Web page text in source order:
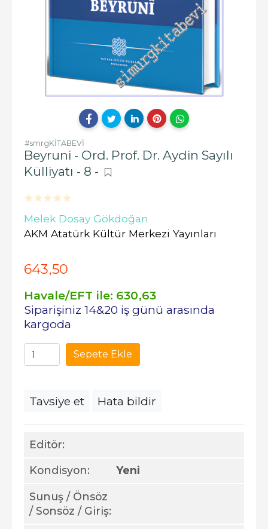
#smrgKİTABEVİ
Beyruni - Ord. Prof. Dr. Aydin Sayılı
Külliyatı - 8 -
Melek Dosay Gökdoğan
AKM Atatürk Kültür Merkezi Yayınları
Editör:
Kondisyon: Yeni
Sunuş / Önsöz
/ Sonsöz / Giriş:
643,50
Havale/EFT ile: 630,63
Siparişiniz 14&20 iş günü arasında
kargoda
Sepete Ekle
Tavsiye et Hata bildir